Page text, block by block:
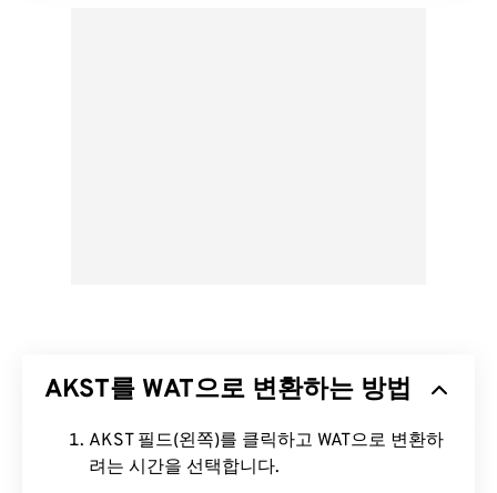
AKST를 WAT으로 변환하는 방법
AKST 필드(왼쪽)를 클릭하고 WAT으로 변환하
려는 시간을 선택합니다.